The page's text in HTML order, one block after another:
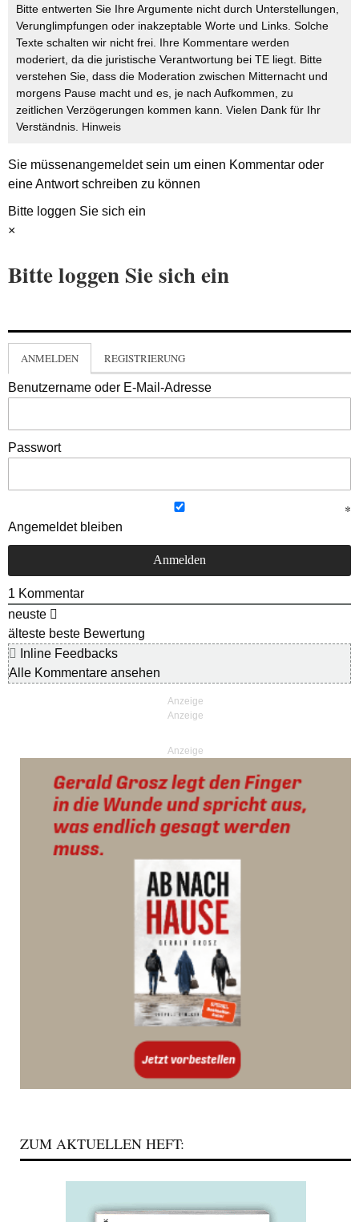
Bitte entwerten Sie Ihre Argumente nicht durch Unterstellungen,
Verunglimpfungen oder inakzeptable Worte und Links. Solche
Texte schalten wir nicht frei. Ihre Kommentare werden
moderiert, da die juristische Verantwortung bei TE liegt. Bitte
verstehen Sie, dass die Moderation zwischen Mitternacht und
morgens Pause macht und es, je nach Aufkommen, zu
zeitlichen Verzögerungen kommen kann. Vielen Dank für Ihr
Verständnis. Hinweis
Sie müssenangemeldetsein um einen Kommentar oder
eine Antwort schreiben zu können
Bitte loggen Sie sich ein
×
Bitte loggen Sie sich ein
ANMELDEN REGISTRIERUNG
Benutzername oder E-Mail-Adresse
Passwort
Angemeldet bleiben
1 Kommentar
neuste
älteste beste Bewertung
Inline Feedbacks
Alle Kommentare ansehen
Anzeige
ZUM AKTUELLEN HEFT: